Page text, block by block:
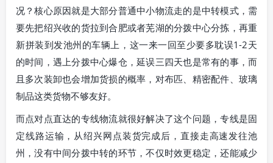
况？核心原因就是大部分普通中小物流走的是中转模式，需
要先把绍兴收的货拉到合肥或者芜湖的分拨中心分拣，再重
新拼装到发池州的车辆上，这一来一回至少要多耽误1-2天
的时间，遇上分拨中心爆仓，延误三四天也是常有的事，而
且多次装卸也会增加货损的概率，对布匹、精密配件、玻璃
制品这类货物不够友好。
而点对点直达的专线物流就很好解决了这个问题，专线是固
定线路运输，从绍兴网点装货完成后，直接走高速发往池
州，没有中间分拨中转的环节，不仅时效更稳定，还能减少